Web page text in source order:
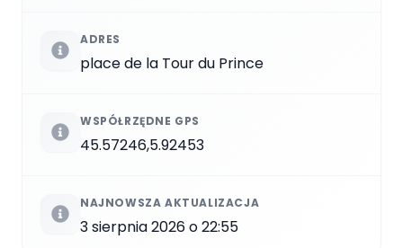
ADRES
place de la Tour du Prince
WSPÓŁRZĘDNE GPS
45.57246,5.92453
NAJNOWSZA AKTUALIZACJA
3 sierpnia 2026 o 22:55